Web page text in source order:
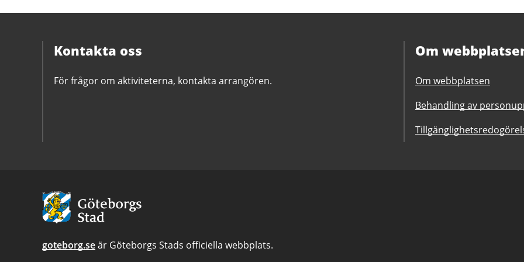
Kontakta oss
För frågor om aktiviteterna, kontakta arrangören.
Om
Om webbplatsen
Behandling av
Avsändare
goteborg.seär Göteborgs Stads officiella webbplats.